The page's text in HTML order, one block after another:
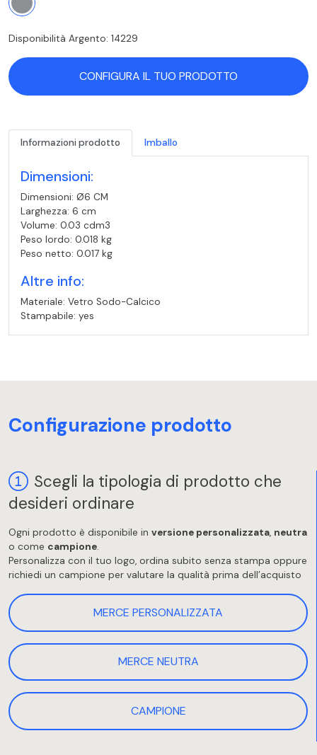
Disponibilità Argento: 14229
CONFIGURA IL TUO PRODOTTO
Informazioni prodotto Imballo
Dimensioni:
Dimensioni: Ø6 CM
Larghezza: 6 cm
Volume: 0.03 cdm3
Peso lordo: 0.018 kg
Peso netto: 0.017 kg
Altre info:
Materiale: Vetro Sodo-Calcico
Stampabile: yes
Configurazione prodotto
Scegli la tipologia di prodotto che
desideri ordinare
Ogni prodotto è disponibile in versione personalizzata, neutra
o come campione.
Personalizza con il tuo logo, ordina subito senza stampa oppure
richiedi un campione per valutare la qualità prima dell’acquisto
MERCE PERSONALIZZATA
MERCE NEUTRA
CAMPIONE